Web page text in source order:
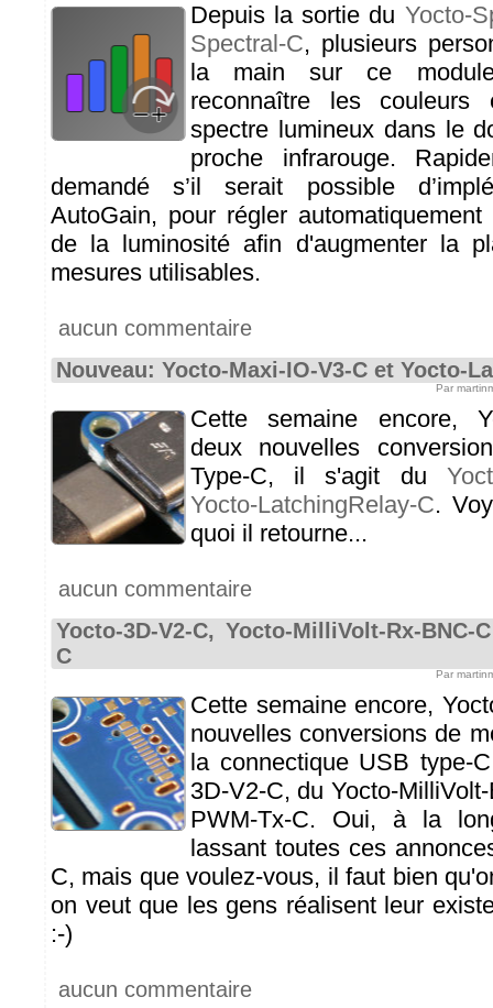
Depuis la sortie du Yocto-
Spectral-C, plusieurs
la main sur ce
reconnaître les
spectre lumineux dans le
proche infrarouge.
demandé s’il serait possible
AutoGain, pour régler
de la luminosité afin d'augmenter la
mesures utilisables.
aucun commentaire
Nouveau: Yocto-Maxi-IO-V3-C et Yocto-
Par
Cette semaine encore,
deux nouvelles
Type-C, il s'agit du
Yocto-LatchingRelay-C.
quoi il retourne...
aucun commentaire
Yocto-3D-V2-C, Yocto-MilliVolt-Rx-BNC-
C
Par
Cette semaine encore,
nouvelles conversions de
la connectique USB type-
3D-V2-C, du Yocto-
PWM-Tx-C. Oui, à la
lassant toutes ces
C, mais que voulez-vous, il faut bien
on veut que les gens réalisent leur
:-)
aucun commentaire